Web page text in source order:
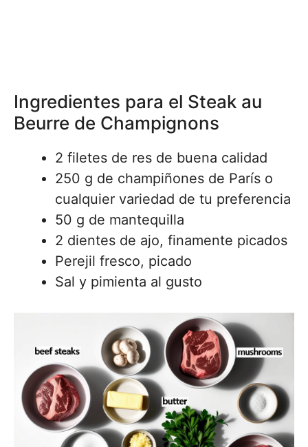
Ingredientes para el Steak au
Beurre de Champignons
2 filetes de res de buena calidad
250 g de champiñones de París o
cualquier variedad de tu preferencia
50 g de mantequilla
2 dientes de ajo, finamente picados
Perejil fresco, picado
Sal y pimienta al gusto